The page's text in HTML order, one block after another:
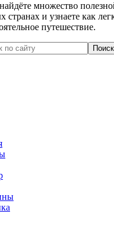
множество
и узнаете как
путешествие.